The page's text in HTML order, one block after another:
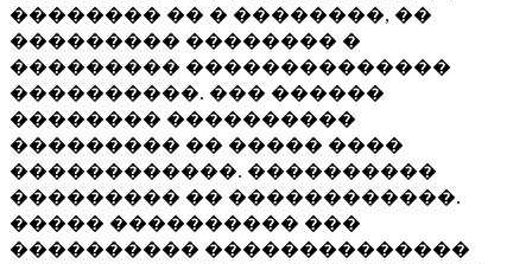
�������� �� � ��������, ��
��������� �������� �
��������� ��������������
����������. ��� ������
�������� ����������
��������� �� ����� ����
������������. ����������
��������� �� ������������.
����� ���������� ���
���������� ��������������